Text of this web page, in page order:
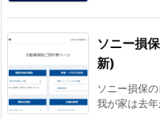
ソニー損
新)
ソニー損保
我が家は去